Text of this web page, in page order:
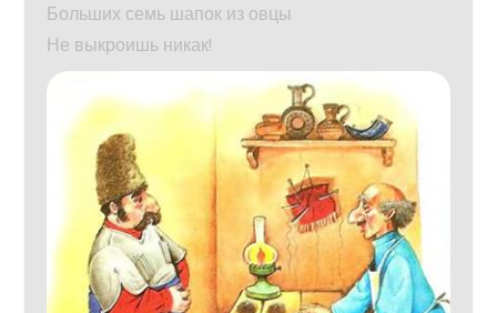
Больших семь шапок из овцы
Не выкроишь никак!